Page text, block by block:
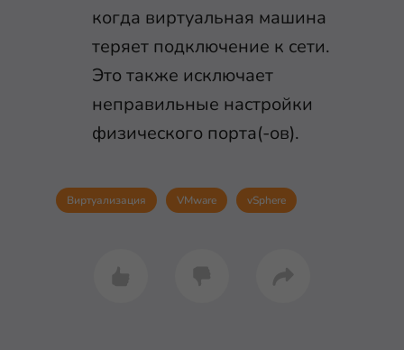
когда виртуальная машина
теряет подключение к сети.
Это также исключает
неправильные настройки
физического порта(-ов).
Виртуализация VMware vSphere